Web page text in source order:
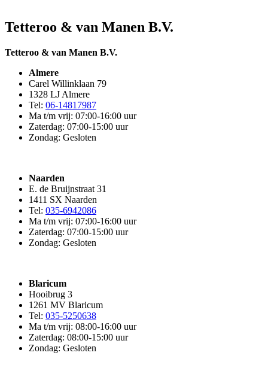
Tetteroo & van Manen B.V.
Tetteroo & van Manen B.V.
Almere
Carel Willinklaan 79
1328 LJ Almere
Tel: 06-14817987
Ma t/m vrij: 07:00-16:00 uur
Zaterdag: 07:00-15:00 uur
Zondag: Gesloten
Naarden
E. de Bruijnstraat 31
1411 SX Naarden
Tel: 035-6942086
Ma t/m vrij: 07:00-16:00 uur
Zaterdag: 07:00-15:00 uur
Zondag: Gesloten
Blaricum
Hooibrug 3
1261 MV Blaricum
Tel: 035-5250638
Ma t/m vrij: 08:00-16:00 uur
Zaterdag: 08:00-15:00 uur
Zondag: Gesloten